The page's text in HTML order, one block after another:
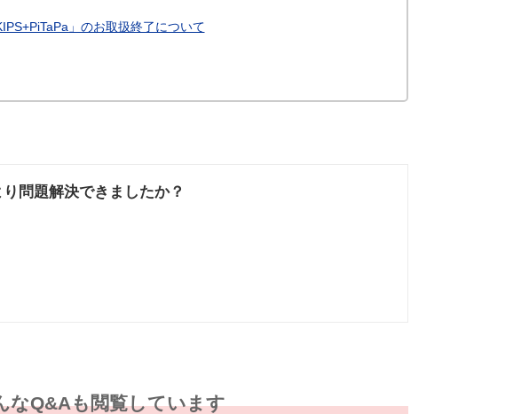
」のお取扱終了について
問題解決できましたか？
なQ&Aも閲覧しています